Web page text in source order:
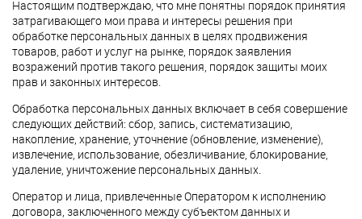
Настоящим подтверждаю, что мне понятны порядок принятия
затрагивающего мои права и интересы решения при
обработке персональных данных в целях продвижения
товаров, работ и услуг на рынке, порядок заявления
возражений против такого решения, порядок защиты моих
прав и законных интересов.
Обработка персональных данных включает в себя совершение
следующих действий: сбор, запись, систематизацию,
накопление, хранение, уточнение (обновление, изменение),
извлечение, использование, обезличивание, блокирование,
удаление, уничтожение персональных данных.
Оператор и лица, привлеченные Оператором к исполнению
договора, заключенного между субъектом данных и